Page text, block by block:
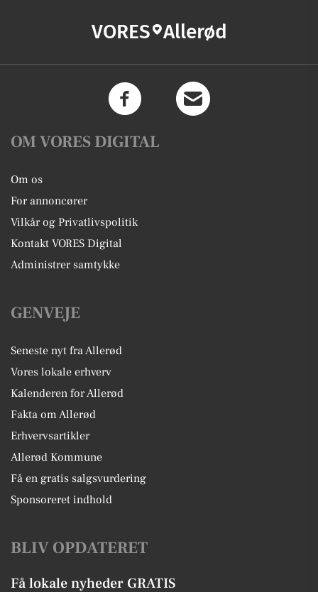
VORES Allerød
OM VORES DIGITAL
Om os
For annoncører
Vilkår og Privatlivspolitik
Kontakt VORES Digital
Administrer samtykke
GENVEJE
Seneste nyt fra Allerød
Vores lokale erhverv
Kalenderen for Allerød
Fakta om Allerød
Erhvervsartikler
Allerød Kommune
Få en gratis salgsvurdering
Sponsoreret indhold
BLIV OPDATERET
Få lokale nyheder GRATIS